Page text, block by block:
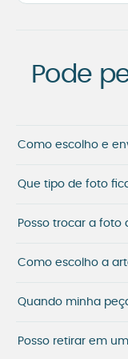
Pode
Como escolho e
Que tipo de foto
Posso trocar a foto
Como escolho a
Quando minha
Posso retirar em